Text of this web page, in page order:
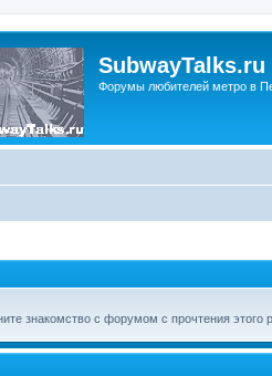
SubwayTalks.ru
Форумы любителей метро в
знакомство с форумом с прочтения этого